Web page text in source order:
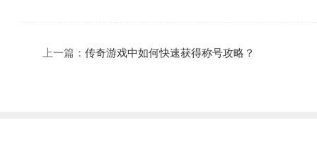
上一篇： 传奇游戏中如何快速获得称号攻略？